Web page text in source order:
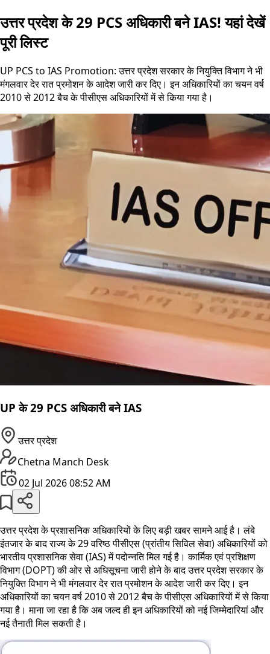
उत्तर प्रदेश के 29 PCS अधिकारी बने IAS! यहां देखें
पूरी लिस्ट
UP PCS to IAS Promotion: उत्तर प्रदेश सरकार के नियुक्ति विभाग ने भी
मंगलवार देर रात प्रमोशन के आदेश जारी कर दिए। इन अधिकारियों का चयन वर्ष
2010 से 2012 बैच के पीसीएस अधिकारियों में से किया गया है।
UP के 29 PCS अधिकारी बने IAS
उत्तर प्रदेश
Chetna Manch Desk
02 Jul 2026 08:52 AM
उत्तर प्रदेश के प्रशासनिक अधिकारियों के लिए बड़ी खबर सामने आई है। लंबे
इंतजार के बाद राज्य के 29 वरिष्ठ पीसीएस (प्रांतीय सिविल सेवा) अधिकारियों को
भारतीय प्रशासनिक सेवा (IAS) में पदोन्नति मिल गई है। कार्मिक एवं प्रशिक्षण
विभाग (DOPT) की ओर से अधिसूचना जारी होने के बाद उत्तर प्रदेश सरकार के
नियुक्ति विभाग ने भी मंगलवार देर रात प्रमोशन के आदेश जारी कर दिए। इन
अधिकारियों का चयन वर्ष 2010 से 2012 बैच के पीसीएस अधिकारियों में से किया
गया है। माना जा रहा है कि अब जल्द ही इन अधिकारियों को नई जिम्मेदारियां और
नई तैनाती मिल सकती है।